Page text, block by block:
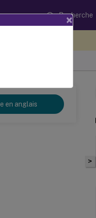
Recherche
en anglais
>
×